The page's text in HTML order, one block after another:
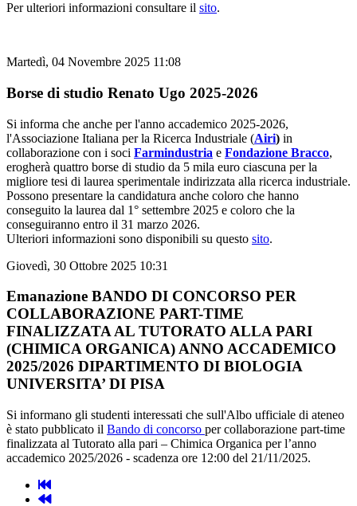
Per ulteriori informazioni consultare il sito.
Martedì, 04 Novembre 2025 11:08
Borse di studio Renato Ugo 2025-2026
Si informa che anche per l'anno accademico 2025-2026,
l'Associazione Italiana per la Ricerca Industriale (Airi) in
collaborazione con i soci Farmindustria e Fondazione Bracco,
erogherà quattro borse di studio da 5 mila euro ciascuna per la
migliore tesi di laurea sperimentale indirizzata alla ricerca industriale.
Possono presentare la candidatura anche coloro che hanno
conseguito la laurea dal 1° settembre 2025 e coloro che la
conseguiranno entro il 31 marzo 2026.
Ulteriori informazioni sono disponibili su questo sito.
Giovedì, 30 Ottobre 2025 10:31
Emanazione BANDO DI CONCORSO PER
COLLABORAZIONE PART-TIME
FINALIZZATA AL TUTORATO ALLA PARI
(CHIMICA ORGANICA) ANNO ACCADEMICO
2025/2026 DIPARTIMENTO DI BIOLOGIA
UNIVERSITA’ DI PISA
Si informano gli studenti interessati che sull'Albo ufficiale di ateneo
è stato pubblicato il Bando di concorso per collaborazione part-time
finalizzata al Tutorato alla pari – Chimica Organica per l’anno
accademico 2025/2026 - scadenza ore 12:00 del 21/11/2025.